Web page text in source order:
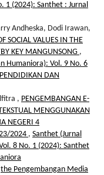
1 (2024): Santhet : Jurnal
Andheska, Dodi Irawan,
SOCIAL VALUES IN THE
KEY MANGUNSONG ,
Humaniora): Vol. 9 No. 6
DAN
, PENGEMBANGAN E-
MENGGUNAKAN
NEGERI 4
2024 , Santhet (Jurnal
8 No. 1 (2024): Santhet
the Pengembangan Media